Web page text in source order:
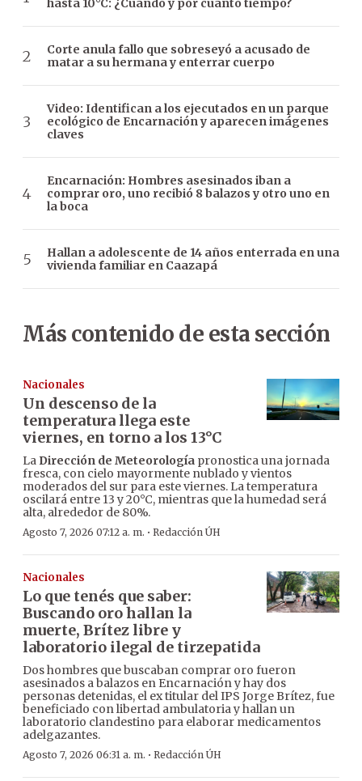
hasta 10°C: ¿Cuándo y por cuánto tiempo?
Corte anula fallo que sobreseyó a acusado de
matar a su hermana y enterrar cuerpo
Video: Identifican a los ejecutados en un parque
ecológico de Encarnación y aparecen imágenes
claves
Encarnación: Hombres asesinados iban a
comprar oro, uno recibió 8 balazos y otro uno en
la boca
Hallan a adolescente de 14 años enterrada en una
vivienda familiar en Caazapá
Más contenido de esta sección
Nacionales
Un descenso de la
temperatura llega este
viernes, en torno a los 13°C
La Dirección de Meteorología pronostica una jornada
fresca, con cielo mayormente nublado y vientos
moderados del sur para este viernes. La temperatura
oscilará entre 13 y 20°C, mientras que la humedad será
alta, alrededor de 80%.
Agosto 7, 2026 07:12 a. m. · Redacción ÚH
Nacionales
Lo que tenés que saber:
Buscando oro hallan la
muerte, Brítez libre y
laboratorio ilegal de tirzepatida
Dos hombres que buscaban comprar oro fueron
asesinados a balazos en Encarnación y hay dos
personas detenidas, el ex titular del IPS Jorge Brítez, fue
beneficiado con libertad ambulatoria y hallan un
laboratorio clandestino para elaborar medicamentos
adelgazantes.
Agosto 7, 2026 06:31 a. m. · Redacción ÚH